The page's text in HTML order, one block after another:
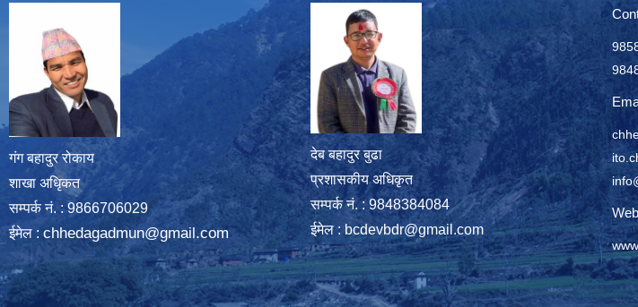
गंग बहादुर रोकाय
शाखा अधिृकत
सम्पर्क न‌ं. : 9866706029
ईमेल : chhedagadmun@gmail.com
देब बहादुर बुढा
प्रशासकीय अधिकृत
सम्पर्क नं. : 9848384084
ईमेल : bcdevbdr@gmail.com